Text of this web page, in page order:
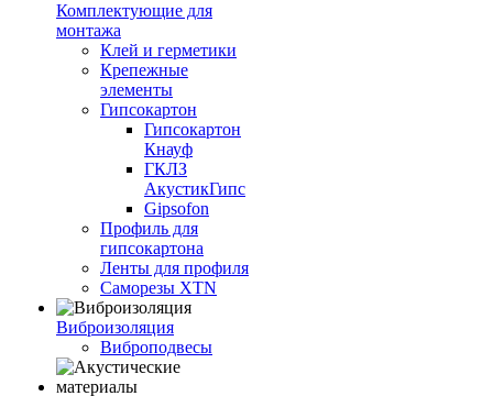
Комплектующие для
монтажа
Клей и герметики
Крепежные
элементы
Гипсокартон
Гипсокартон
Кнауф
ГКЛЗ
АкустикГипс
Gipsofon
Профиль для
гипсокартона
Ленты для профиля
Саморезы XTN
Виброизоляция
Виброподвесы